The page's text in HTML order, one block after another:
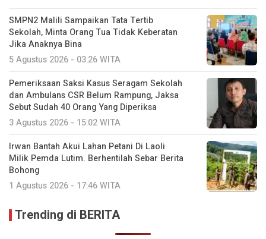
SMPN2 Malili Sampaikan Tata Tertib
Sekolah, Minta Orang Tua Tidak Keberatan
Jika Anaknya Bina
5 Agustus 2026 - 03:26 WITA
Pemeriksaan Saksi Kasus Seragam Sekolah
dan Ambulans CSR Belum Rampung, Jaksa
Sebut Sudah 40 Orang Yang Diperiksa
3 Agustus 2026 - 15:02 WITA
Irwan Bantah Akui Lahan Petani Di Laoli
Milik Pemda Lutim. Berhentilah Sebar Berita
Bohong
1 Agustus 2026 - 17:46 WITA
Trending di BERITA